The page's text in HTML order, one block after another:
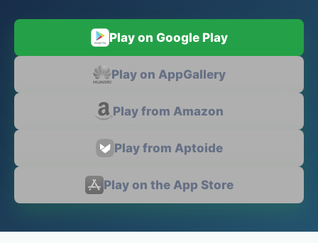
Play on Google Play
Play on AppGallery
Play from Amazon
Play from Aptoide
Play on the App Store